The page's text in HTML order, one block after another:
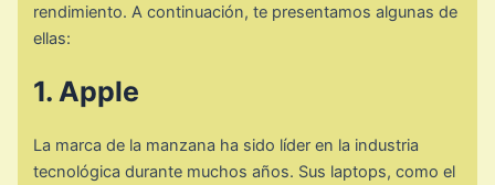
rendimiento. A continuación, te presentamos algunas de
ellas:
1. Apple
La marca de la manzana ha sido líder en la industria
tecnológica durante muchos años. Sus laptops, como el